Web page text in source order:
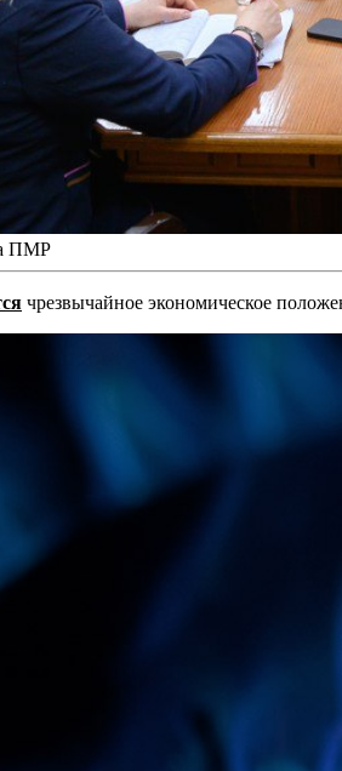
ПМР
чрезвычайное экономическое